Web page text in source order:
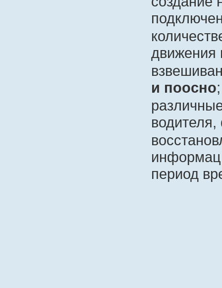
движения
и поосно;
период